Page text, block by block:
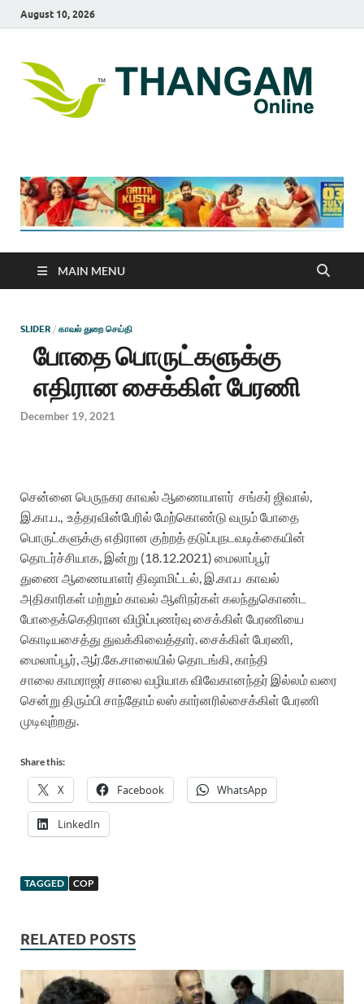
August 10, 2026
MAIN MENU
SLIDER / காவல் துறை செய்தி
போதை பொருட்களுக்கு
எதிரான சைக்கிள் பேரணி
December 19, 2021
சென்னை பெருநகரகாவல் ஆணையாளர் சங்கர்ஜிவால்
இ.கா.ப
உத்தரவின்பேரில் மேற்கொண்டு வரும்போதை
பொருட்களுக்கு எதிரான குற்றத்தடுப்புநடவடிக்கையின்
தொடர்ச்சியாக இன்று (18 .12.2021) மைலாப்பூர்
துணை ஆணையாளர்திஷாமிட்டல் இ.கா.ப காவல்
அதிகாரிகள் மற்றும்காவல் ஆளிநர்கள் கலந்துகொண்ட
போதைக்கெதிரான விழிப்புணர்வு சைக்கிள் பேரணியை
கொடியசைத்து துவக்கிவைத்தார் சைக்கிள் பேரணி
மைலாப்பூர் ஆர்.கே.சாலையில் தொடங்கி , காந்தி
சாலை காமராஜர்சாலை வழியாகவிவேகானந்தர் இல்லம்வரை
சென்று திரும்பி சாந்தோம்லஸ்கார்னரில்சைக்கிள் பேரணி
முடிவுற்றது
Share this:
X Facebook WhatsApp
LinkedIn
TAGGED COP
RELATED POSTS